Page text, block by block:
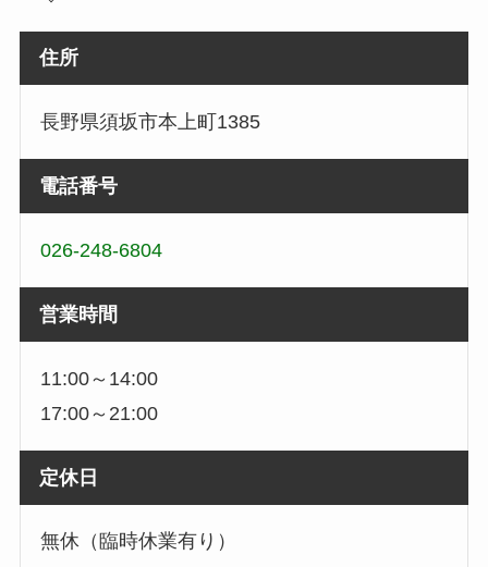
住所
長野県須坂市本上町1385
電話番号
026-248-6804
営業時間
11:00～14:00
17:00～21:00
定休日
無休（臨時休業有り）